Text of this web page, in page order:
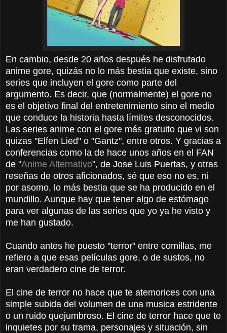
En cambio, desde 20 años después he disfrutado
anime gore, quizás no lo más bestia que existe, sino
series que incluyen el gore como parte del
argumento. Es decir, que (normalmente) el gore no
es el objetivo final del entretenimiento sino el medio
que conduce la historia hasta límites desconocidos.
Las series anime con el gore más gratuito que vi son
quizas "Elfen Lied" o "Gantz", entre otros. Y gracias a
conferencias como la de hace unos años en el FAN
de "Anime Alternativo", de Jose Luis Puertas, y otras
reseñas de otros aficionados, sé que eso no es, ni
por asomo, lo más bestia que se ha producido en el
mundillo. Aunque hay que tener algo de estómago
para ver algunas de las series que yo ya he visto y
me han gustado.
Cuando antes he puesto "terror" entre comillas, me
refiero a que esas películas gore, o de sustos, no
eran verdadero cine de terror.
El cine de terror no hace que te atemorices con una
simple subida del volumen de una musica estridente
o un ruido quejumbroso. El cine de terror hace que te
inquietes por su trama, personajes y situación, sin